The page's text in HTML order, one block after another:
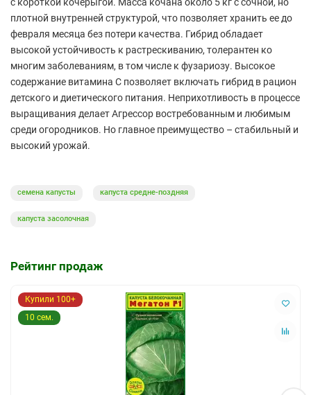
плотной внутренней структурой, что позволяет хранить ее до
февраля месяца без потери качества. Гибрид обладает
высокой устойчивость к растрескиванию, толерантен ко
многим заболеваниям, в том числе к фузариозу. Высокое
содержание витамина С позволяет включать гибрид в рацион
детского и диетического питания. Неприхотливость в процессе
выращивания делает Агрессор востребованным и любимым
среди огородников. Но главное преимущество – стабильный и
высокий урожай.
семена капусты капуста средне-поздняя
капуста засолочная
Рейтинг продаж
Купили 100+
10 сем.